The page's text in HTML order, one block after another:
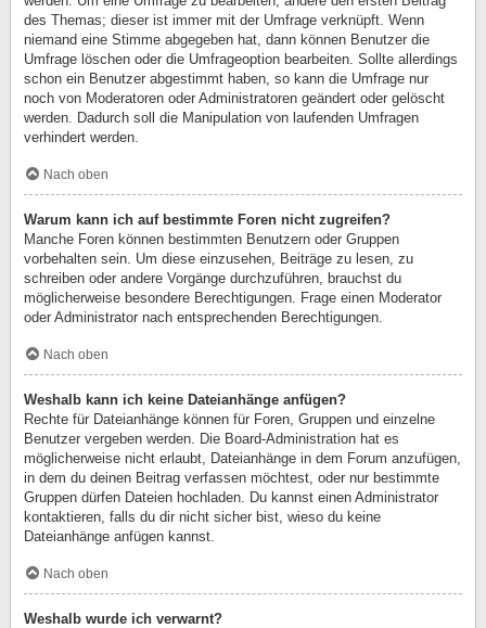
des Themas; dieser ist immer mit der Umfrage verknüpft. Wenn
niemand eine Stimme abgegeben hat, dann können Benutzer die
Umfrage löschen oder die Umfrageoption bearbeiten. Sollte allerdings
schon ein Benutzer abgestimmt haben, so kann die Umfrage nur
noch von Moderatoren oder Administratoren geändert oder gelöscht
werden. Dadurch soll die Manipulation von laufenden Umfragen
verhindert werden.
Nach oben
Warum kann ich auf bestimmte Foren nicht zugreifen?
Manche Foren können bestimmten Benutzern oder Gruppen
vorbehalten sein. Um diese einzusehen, Beiträge zu lesen, zu
schreiben oder andere Vorgänge durchzuführen, brauchst du
möglicherweise besondere Berechtigungen. Frage einen Moderator
oder Administrator nach entsprechenden Berechtigungen.
Nach oben
Weshalb kann ich keine Dateianhänge anfügen?
Rechte für Dateianhänge können für Foren, Gruppen und einzelne
Benutzer vergeben werden. Die Board-Administration hat es
möglicherweise nicht erlaubt, Dateianhänge in dem Forum anzufügen,
in dem du deinen Beitrag verfassen möchtest, oder nur bestimmte
Gruppen dürfen Dateien hochladen. Du kannst einen Administrator
kontaktieren, falls du dir nicht sicher bist, wieso du keine
Dateianhänge anfügen kannst.
Nach oben
Weshalb wurde ich verwarnt?